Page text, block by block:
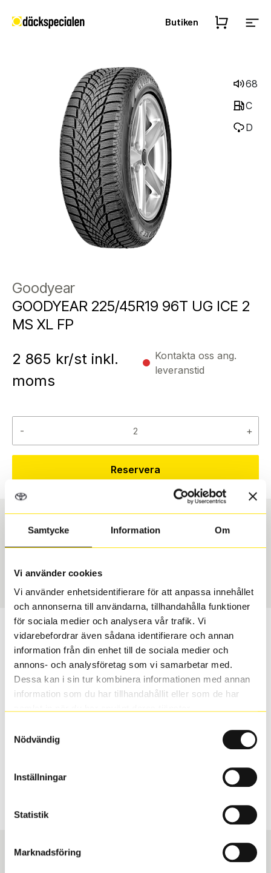
Samtycke Information Om
Vi använder cookies
Vi använder enhetsidentifierare för att anpassa innehållet
och annonserna till användarna, tillhandahålla funktioner
för sociala medier och analysera vår trafik. Vi
vidarebefordrar även sådana identifierare och annan
information från din enhet till de sociala medier och
annons- och analysföretag som vi samarbetar med.
Dessa kan i sin tur kombinera informationen med annan
information som du har tillhandahållit eller som de har
Nödvändig
Inställningar
Statistik
Marknadsföring
Butiken
68
C
D
Goodyear
GOODYEAR 225/45R19 96T UG ICE 2
MS XL FP
2 865 kr/st inkl.
moms
Kontakta oss ang.
leveranstid
- +
Reservera
Däcktyp
Vinter
Däckstorlek
225/45 R 19 96T
60075
Passar detta däck min bil?
Ange registreringsnummer för att se om det däck du
valt passar din bilmodell. Om du köper däck som skall
sättas på dina befintliga fälgar, se till att kolla en extra
inte vara samma dimension som bilen hade ut från